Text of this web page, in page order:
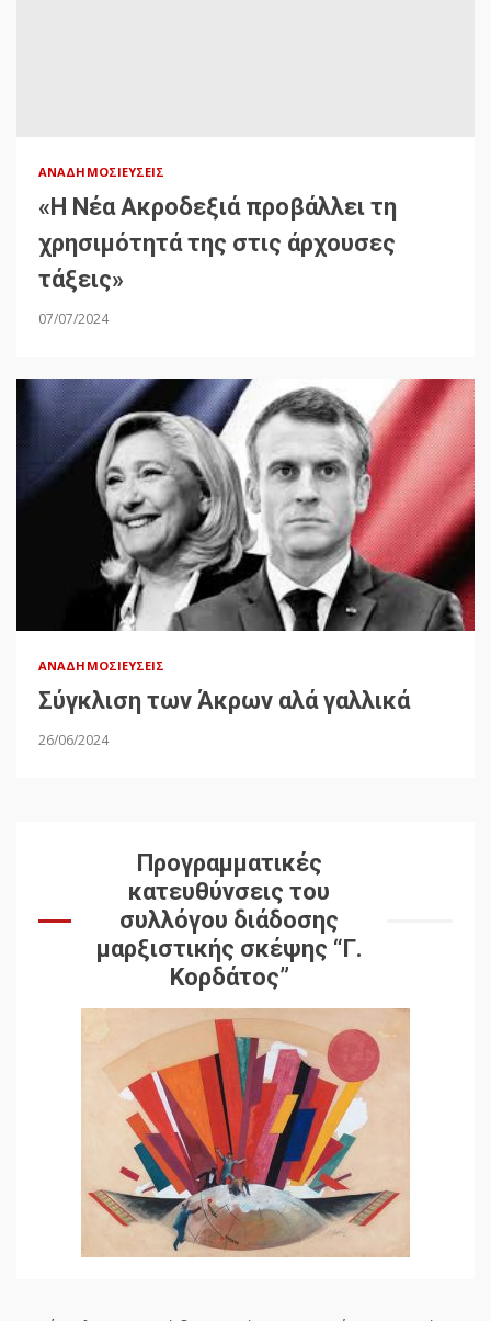
ΑΝΑΔΗΜΟΣΙΕΎΣΕΙΣ
«Η Νέα Ακροδεξιά προβάλλει τη
χρησιμότητά της στις άρχουσες
τάξεις»
07/07/2024
ΑΝΑΔΗΜΟΣΙΕΎΣΕΙΣ
Σύγκλιση των Άκρων αλά γαλλικά
26/06/2024
Προγραμματικές
κατευθύνσεις του
συλλόγου διάδοσης
μαρξιστικής σκέψης “Γ.
Κορδάτος”